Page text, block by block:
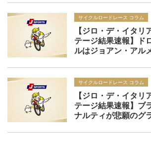
の弟アダム
サイクルロードレース コラム
【ジロ・デ・イタ
テージ結果速報】ド
ルはジョアン・アル
マスが総合首位へ返
サイクルロードレース コラム
【ジロ・デ・イタ
テージ結果速報】ブ
ナルティが悲願のグ
トルへ持ち越し